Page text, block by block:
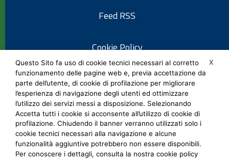
Feed RSS
Cookie Policy
Informativa privacy
Note legali
Social Media Policy
X
Questo Sito fa uso di cookie tecnici necessari al corretto
funzionamento delle pagine web e, previa accettazione da
parte dell’utente, di cookie di profilazione per migliorare
l’esperienza di navigazione degli utenti ed ottimizzare
l’utilizzo dei servizi messi a disposizione. Selezionando
Accetta tutti i cookie si acconsente all’utilizzo di cookie di
profilazione. Chiudendo il banner verranno utilizzati solo i
cookie tecnici necessari alla navigazione e alcune
funzionalità aggiuntive potrebbero non essere disponibili.
Per conoscere i dettagli, consulta la nostra cookie policy